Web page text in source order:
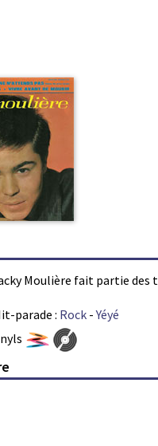
Moulière fait partie des
parade : Rock -Yéyé